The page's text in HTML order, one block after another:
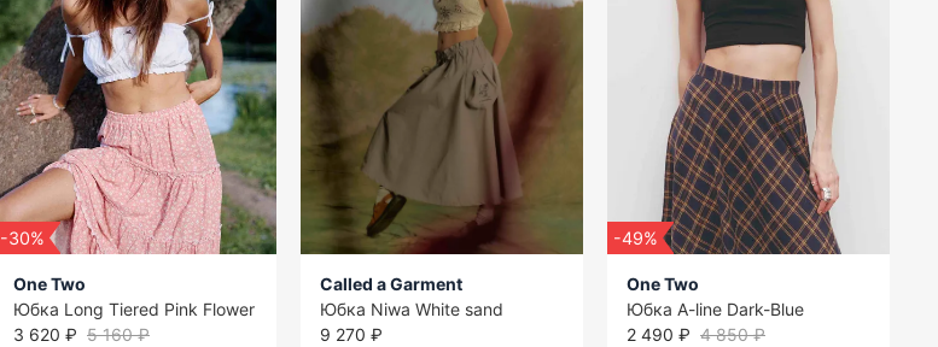
-30%
One Two
Юбка Long Tiered Pink Flower
5 160 ₽
3 620 ₽
Called a Garment
Юбка Niwa White sand
9 270 ₽
-49%
One Two
Юбка A-line Dark-Blue
4 850 ₽
2 490 ₽